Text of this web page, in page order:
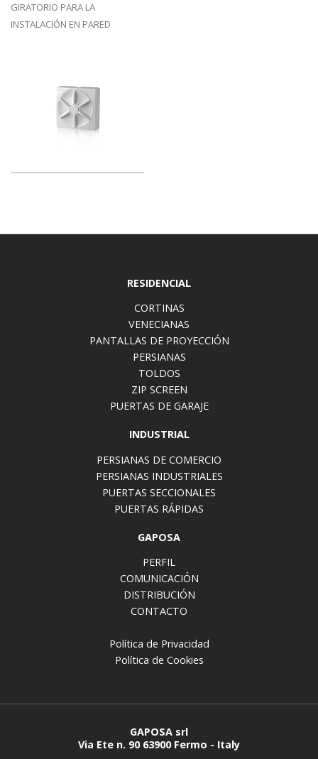
GIRATORIO PARA LA
INSTALACIÓN EN PARED
RESIDENCIAL
CORTINAS
VENECIANAS
PANTALLAS DE PROYECCIÓN
PERSIANAS
TOLDOS
ZIP SCREEN
PUERTAS DE GARAJE
INDUSTRIAL
PERSIANAS DE COMERCIO
PERSIANAS INDUSTRIALES
PUERTAS SECCIONALES
PUERTAS RÁPIDAS
GAPOSA
PERFIL
COMUNICACIÓN
DISTRIBUCIÓN
CONTACTO
Política de Privacidad
Política de Cookies
GAPOSA srl
Via Ete n. 90 63900 Fermo - Italy